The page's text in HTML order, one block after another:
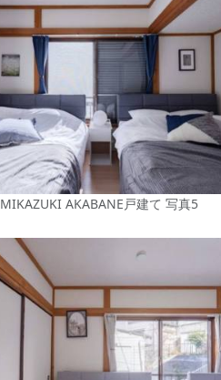
MIKAZUKI AKABANE戸建て 写真5